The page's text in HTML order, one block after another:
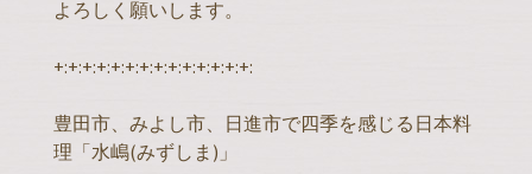
よろしく願いします。
+:+:+:+:+:+:+:+:+:+:+:+:+:+:
豊田市、みよし市、日進市で四季を感じる日本料
理「水嶋(みずしま)」